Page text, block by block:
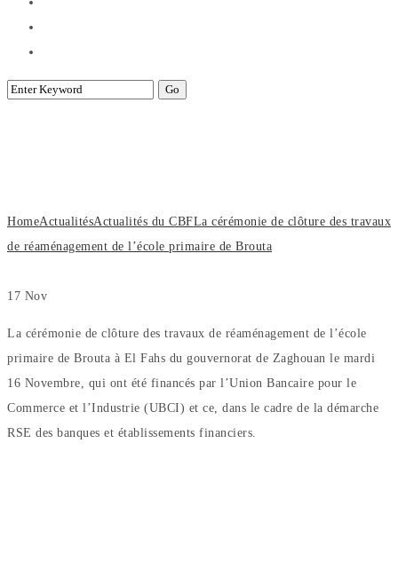
HomeActualitésActualités du CBFLa cérémonie de clôture des travaux
de réaménagement de l’école primaire de Brouta
17 Nov
La cérémonie de clôture des travaux de réaménagement de l’école
primaire de Brouta à El Fahs du gouvernorat de Zaghouan le mardi
16 Novembre, qui ont été financés par l’Union Bancaire pour le
Commerce et l’Industrie (UBCI) et ce, dans le cadre de la démarche
RSE des banques et établissements financiers.